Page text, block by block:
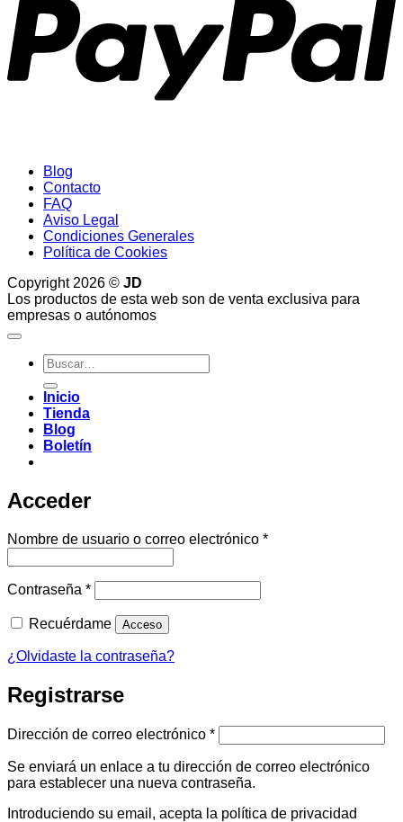
Blog
Contacto
FAQ
Aviso Legal
Condiciones Generales
Política de Cookies
Copyright 2026 © JD
Los productos de esta web son de venta exclusiva para
empresas o autónomos
Buscar
por:
Inicio
Tienda
Blog
Boletín
Acceder
Nombre de usuario o correo electrónico *Obligatorio
Contraseña *Obligatorio
Recuérdame Acceso
¿Olvidaste la contraseña?
Registrarse
Dirección de correo electrónico *Obligatorio
Se enviará un enlace a tu dirección de correo electrónico
para establecer una nueva contraseña.
Introduciendo su email, acepta la política de privacidad